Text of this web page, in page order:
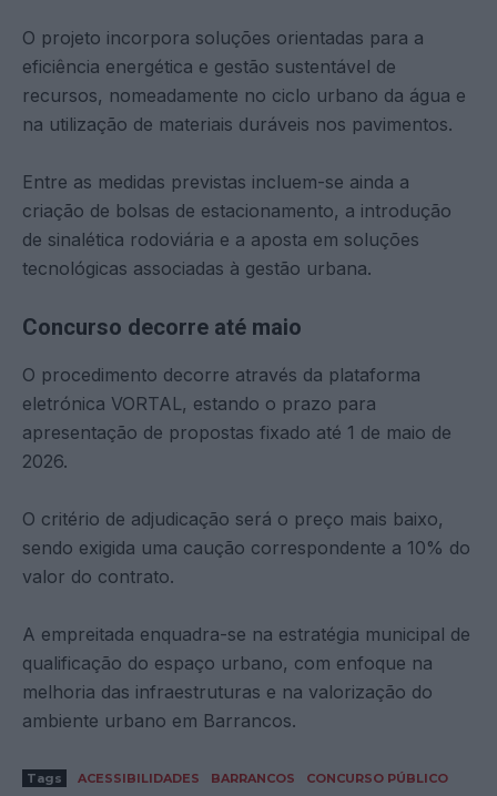
O projeto incorpora soluções orientadas para a
eficiência energética e gestão sustentável de
recursos, nomeadamente no ciclo urbano da água e
na utilização de materiais duráveis nos pavimentos.
Entre as medidas previstas incluem-se ainda a
criação de bolsas de estacionamento, a introdução
de sinalética rodoviária e a aposta em soluções
tecnológicas associadas à gestão urbana.
Concurso decorre até maio
O procedimento decorre através da plataforma
eletrónica VORTAL, estando o prazo para
apresentação de propostas fixado até 1 de maio de
2026.
O critério de adjudicação será o preço mais baixo,
sendo exigida uma caução correspondente a 10% do
valor do contrato.
A empreitada enquadra-se na estratégia municipal de
qualificação do espaço urbano, com enfoque na
melhoria das infraestruturas e na valorização do
ambiente urbano em Barrancos.
Tags ACESSIBILIDADES BARRANCOS
CONCURSO PÚBLICO